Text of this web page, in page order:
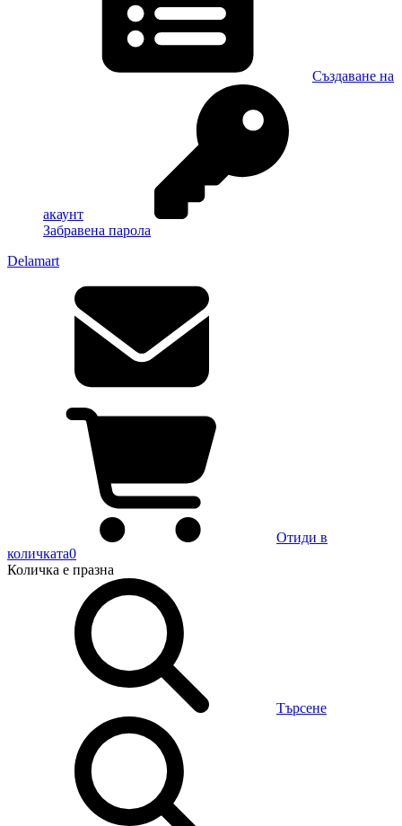
Създаване на
акаунт
Забравена парола
Delamart
Отиди в
количката0
Количка е празна
Търсене